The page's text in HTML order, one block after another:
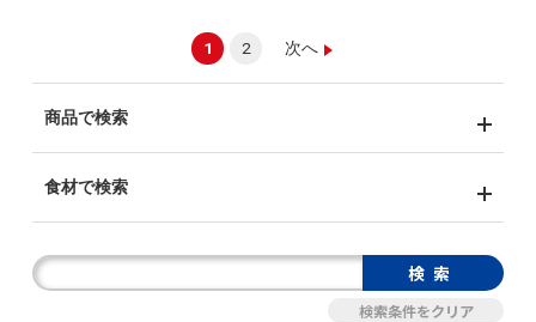
1 2 次へ
商品で検索
食材で検索